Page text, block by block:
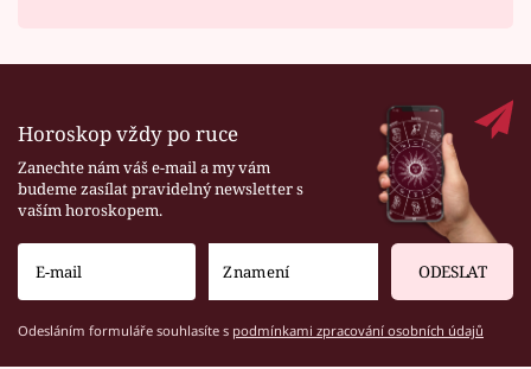
Horoskop vždy po ruce
Zanechte nám váš e-mail a my vám
budeme zasílat pravidelný newsletter s
vaším horoskopem.
ODESLAT
Odesláním formuláře souhlasíte s podmínkami zpracování osobních údajů